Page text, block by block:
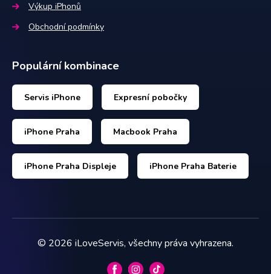
Výkup iPhonů
Obchodní podmínky
Populární kombinace
Servis iPhone Expresní pobočky
iPhone Praha Macbook Praha
iPhone Praha Displeje iPhone Praha Baterie
© 2026 iLoveServis, všechny práva vyhrazena.